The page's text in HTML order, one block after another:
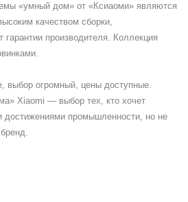
«умный дом» от «Ксиаоми» являются
качеством сборки,
производителя. Коллекция
выбор огромный, цены доступные.
Xiaomi — выбор тех, кто хочет
достижениями промышленности, но не